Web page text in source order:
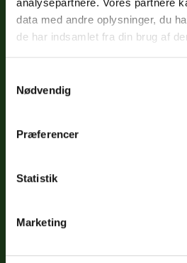
analysepartnere. Vores partnere
data med andre oplysninger, du
de har indsamlet fra din brug af
Nødvendig
Præferencer
Statistik
Marketing
Sociale medier
Instagram
Google
Links